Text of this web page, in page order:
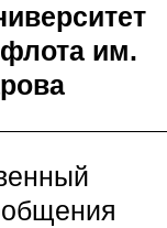
им.